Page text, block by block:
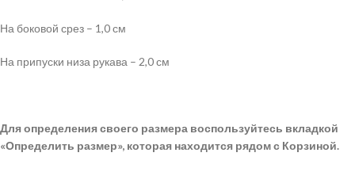
На боковой срез – 1,0 см
На припуски низа рукава – 2,0 см
Для определения своего размера воспользуйтесь вкладкой
«Определить размер», которая находится рядом с Корзиной.